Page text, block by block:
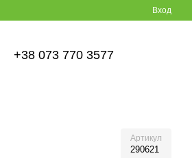
Вход
+38 073 770 3577
Артикул
290621